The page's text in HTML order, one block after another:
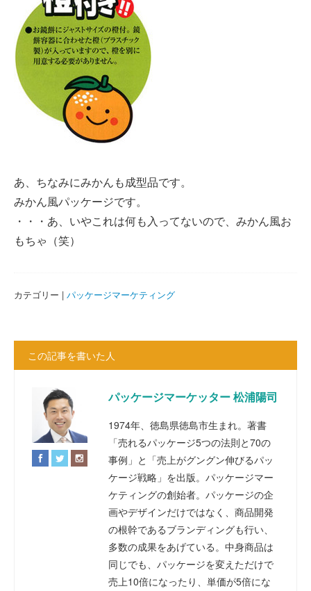
あ、ちなみにみかんも成型品です。
みかん風パッケージです。
・・・あ、いやこれは何も入ってないので、みかん風お
もちゃ（笑）
カテゴリー | パッケージマーケティング
この記事を書いた人
パッケージマーケッター 松浦陽司
1974年、徳島県徳島市生まれ。著書
「売れるパッケージ5つの法則と70の
事例」と「売上がグングン伸びるパッ
ケージ戦略」を出版。パッケージマー
ケティングの創始者。パッケージの企
画やデザインだけではなく、商品開発
の根幹であるブランディングも行い、
多数の成果をあげている。中身商品は
同じでも、パッケージを変えただけで
売上10倍になったり、単価が5倍にな